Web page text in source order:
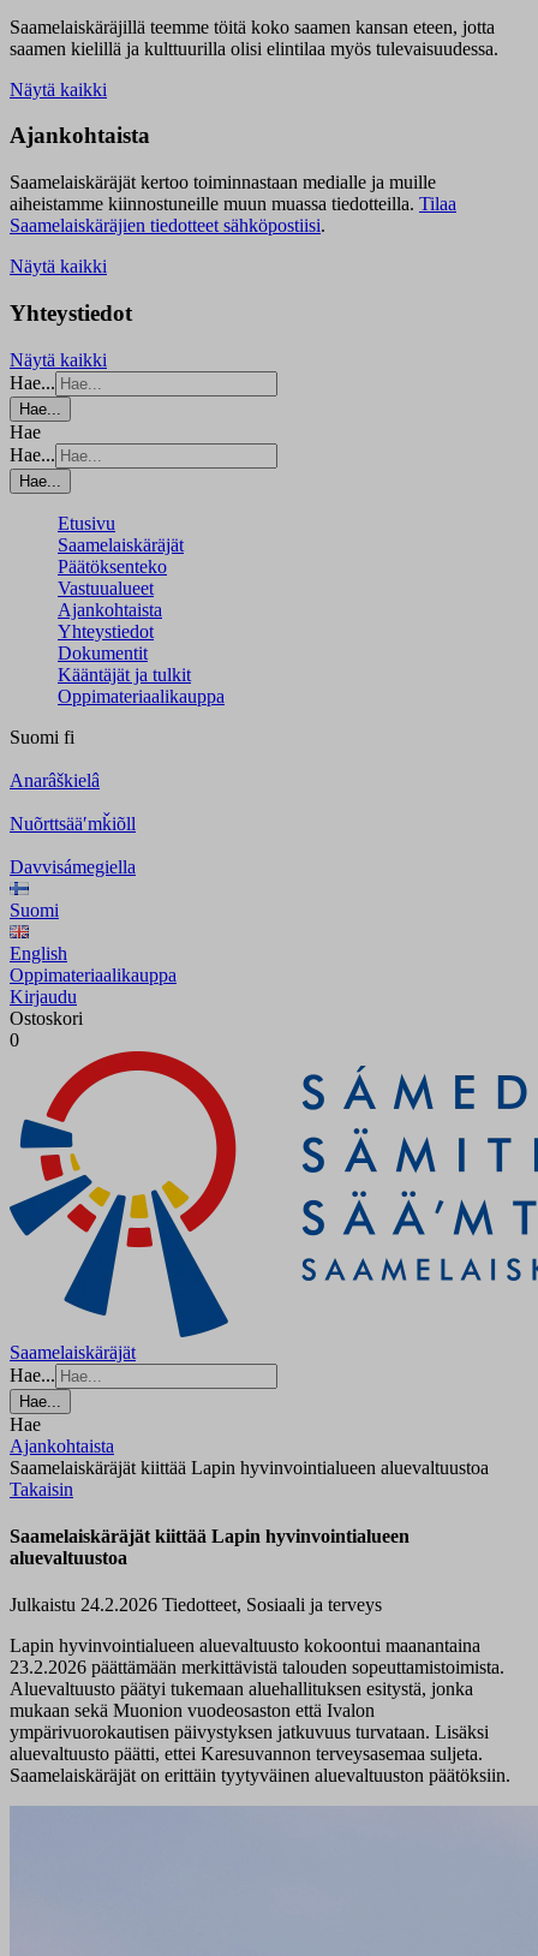
Saamelaiskäräjillä teemme töitä koko saamen kansan eteen, jotta
saamen kielillä ja kulttuurilla olisi elintilaa myös tulevaisuudessa.
Näytä kaikki
Ajankohtaista
Saamelaiskäräjät kertoo toiminnastaan medialle ja muille
aiheistamme kiinnostuneille muun muassa tiedotteilla. Tilaa
Saamelaiskäräjien tiedotteet sähköpostiisi.
Näytä kaikki
Yhteystiedot
Näytä kaikki
Hae...
Hae...
Hae
Hae...
Hae...
Etusivu
Saamelaiskäräjät
Päätöksenteko
Vastuualueet
Ajankohtaista
Yhteystiedot
Dokumentit
Kääntäjät ja tulkit
Oppimateriaalikauppa
Suomi fi
Anarâškielâ
Nuõrttsääʹmǩiõll
Davvisámegiella
Suomi
English
Oppimateriaalikauppa
Kirjaudu
Ostoskori
0
Saamelaiskäräjät
Hae...
Hae...
Hae
Ajankohtaista
Saamelaiskäräjät kiittää Lapin hyvinvointialueen aluevaltuustoa
Takaisin
Saamelaiskäräjät kiittää Lapin hyvinvointialueen
aluevaltuustoa
Julkaistu 24.2.2026 Tiedotteet, Sosiaali ja terveys
Lapin hyvinvointialueen aluevaltuusto kokoontui maanantaina
23.2.2026 päättämään merkittävistä talouden sopeuttamistoimista.
Aluevaltuusto päätyi tukemaan aluehallituksen esitystä, jonka
mukaan sekä Muonion vuodeosaston että Ivalon
ympärivuorokautisen päivystyksen jatkuvuus turvataan. Lisäksi
aluevaltuusto päätti, ettei Karesuvannon terveysasemaa suljeta.
Saamelaiskäräjät on erittäin tyytyväinen aluevaltuuston päätöksiin.